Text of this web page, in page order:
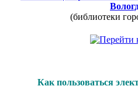
(библиотеки
Как пользоваться